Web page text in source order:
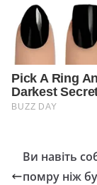
Ви навіть
помру ніж